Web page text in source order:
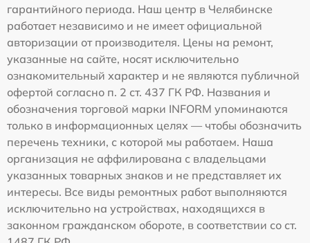
гарантийного периода. Наш центр в Челябинске
работает независимо и не имеет официальной
авторизации от производителя. Цены на ремонт,
указанные на сайте, носят исключительно
ознакомительный характер и не являются публичной
офертой согласно п. 2 ст. 437 ГК РФ. Названия и
обозначения торговой марки INFORM упоминаются
только в информационных целях — чтобы обозначить
перечень техники, с которой мы работаем. Наша
организация не аффилирована с владельцами
указанных товарных знаков и не представляет их
интересы. Все виды ремонтных работ выполняются
исключительно на устройствах, находящихся в
законном гражданском обороте, в соответствии со ст.